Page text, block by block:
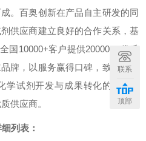
。百奥创新在产品自主研发的同
供应商建立良好的合作关系，基
国10000+客户提供200000+优质
牌，以服务赢得口碑，致力于成
学试剂开发与成果转化的
kai tuo
供应商。
列表：
联系
顶部